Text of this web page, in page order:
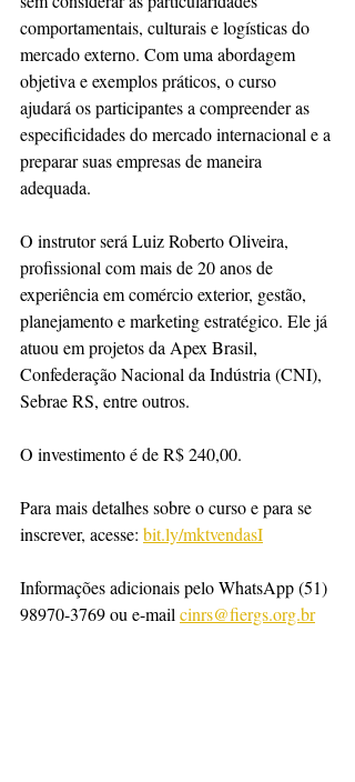
comportamentais, culturais e logísticas do
mercado externo. Com uma abordagem
objetiva e exemplos práticos, o curso
ajudará os participantes a compreender as
especificidades do mercado internacional e a
preparar suas empresas de maneira
adequada.
O instrutor será Luiz Roberto Oliveira,
profissional com mais de 20 anos de
experiência em comércio exterior, gestão,
planejamento e marketing estratégico. Ele já
atuou em projetos da Apex Brasil,
Confederação Nacional da Indústria (CNI),
Sebrae RS, entre outros.
O investimento é de R$ 240,00.
Para mais detalhes sobre o curso e para se
inscrever, acesse: bit.ly/mktvendasI
Informações adicionais pelo WhatsApp (51)
98970-3769 ou e-mail cinrs@fiergs.org.br